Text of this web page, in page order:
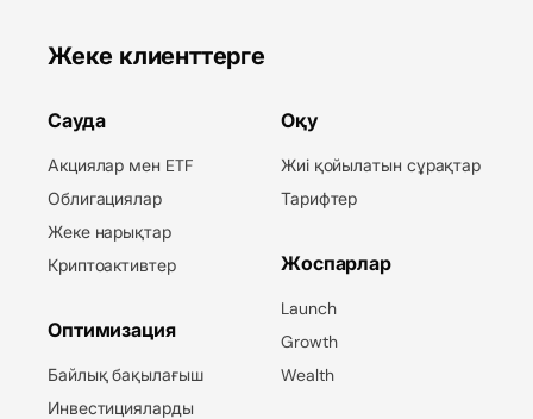
Жеке клиенттерге
Сауда
Акциялар мен ETF
Облигациялар
Жеке нарықтар
Криптоактивтер
Оптимизация
Байлық бақылағыш
Инвестицияларды
Оқу
Жиі қойылатын сұрақтар
Тарифтер
Жоспарлар
Launch
Growth
Wealth